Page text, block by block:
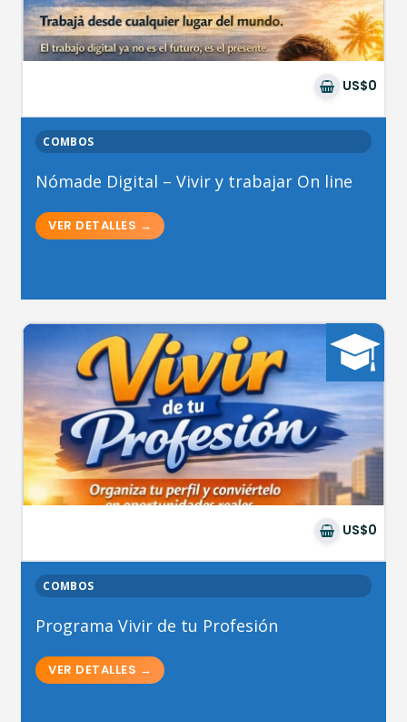
US$0
COMBOS
Nómade Digital – Vivir y trabajar On line
US$0
COMBOS
Programa Vivir de tu Profesión